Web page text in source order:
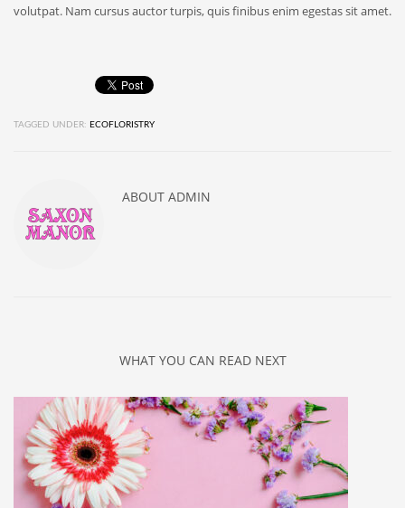
volutpat. Nam cursus auctor turpis, quis finibus enim egestas sit amet.
TAGGED UNDER: ECOFLORISTRY
ABOUT ADMIN
WHAT YOU CAN READ NEXT